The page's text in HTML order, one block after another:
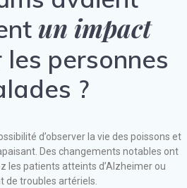
un impact
personnes
?
d’observer la vie des poissons et
Des changements notables ont
les patients atteints d’Alzheimer ou
de troubles artériels.